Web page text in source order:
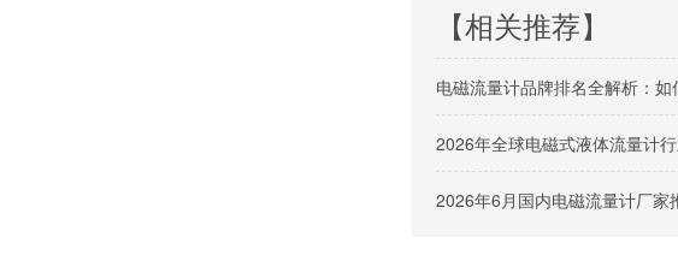
【相关推荐】
电磁流量计品牌排名全解析：
2026年全球电磁式液体流量计
2026年6月国内电磁流量计厂家